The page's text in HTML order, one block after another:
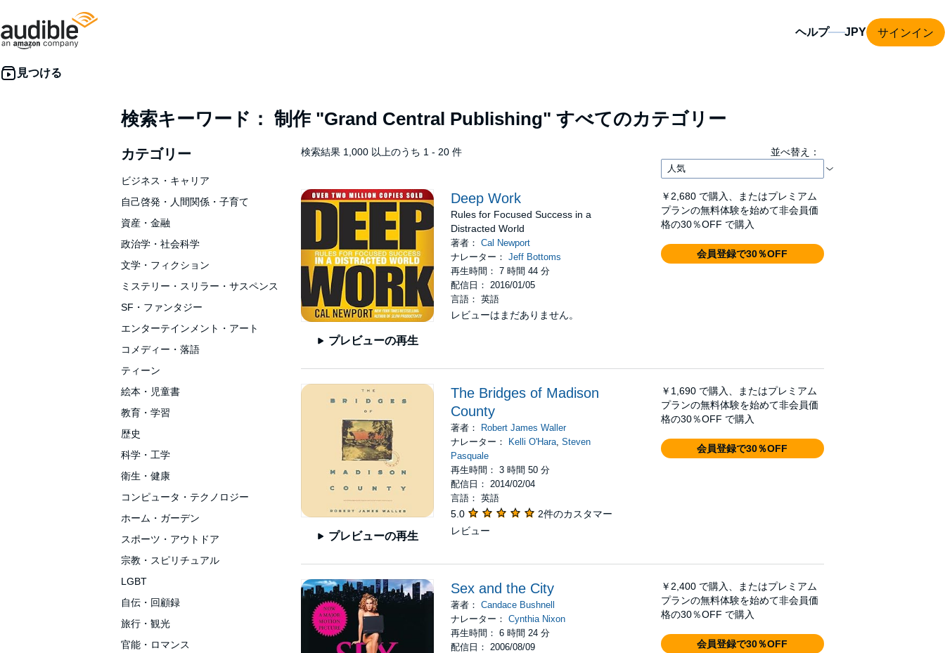
ヘルプ サインイン
検索キーワード： 制作 "Grand Central Publishing" すべてのカテゴリー
カテゴリー
ビジネス・キャリア
自己啓発・人間関係・子育て
資産・金融
政治学・社会科学
文学・フィクション
ミステリー・スリラー・サスペンス
SF・ファンタジー
エンターテインメント・アート
コメディー・落語
ティーン
絵本・児童書
教育・学習
歴史
科学・工学
衛生・健康
コンピュータ・テクノロジー
ホーム・ガーデン
スポーツ・アウトドア
宗教・スピリチュアル
LGBT
自伝・回顧録
旅行・観光
官能・ロマンス
検索結果 1,000 以上のうち 1 - 20 件 並べ替え：
プレビューの再生
Deep Work
Rules for Focused Success in a
Distracted World
著者：Cal Newport
ナレーター：Jeff Bottoms
再生時間： 7 時間 44 分
配信日： 2016/01/05
言語： 英語
レビューはまだありません。
￥2,680 で購入、またはプレミアム
プランの無料体験を始めて非会員価
格の30％OFF で購入
会員登録で30％OFF
プレビューの再生
The Bridges of Madison
County
著者：
Robert James Waller
ナレーター：
Kelli O'Hara,Steven
Pasquale
再生時間： 3 時間 50 分
配信日： 2014/02/04
言語： 英語
5.0
2件のカスタマー
レビュー
￥1,690 で購入、またはプレミアム
プランの無料体験を始めて非会員価
格の30％OFF で購入
会員登録で30％OFF
Sex and the City
著者：Candace Bushnell
ナレーター：Cynthia Nixon
再生時間： 6 時間 24 分
配信日： 2006/08/09
￥2,400 で購入、またはプレミアム
プランの無料体験を始めて非会員価
格の30％OFF で購入
会員登録で30％OFF